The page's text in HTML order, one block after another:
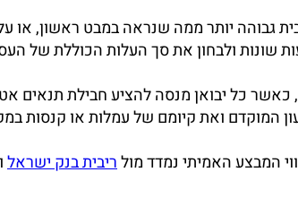
גבוהה יותר ממה שנראה במבט ראשון, או
שונות ולבחון את סך העלות הכוללת של
כאשר כל יבואן מנסה להציע חבילת תנאים
המוקדם ואת קיומם של עמלות או קנסות
המבצע האמיתי נמדד מולריבית בנק ישראל